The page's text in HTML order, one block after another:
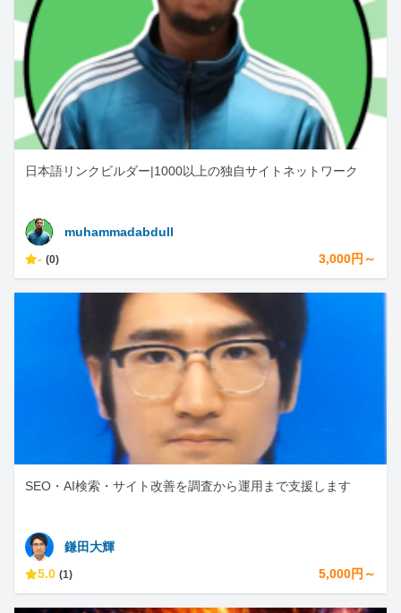
日本語リンクビルダー|1000以上の独自サイトネットワーク
muhammadabdull
- (0) 3,000円～
SEO・AI検索・サイト改善を調査から運用まで支援します
鎌田大輝
5.0 (1) 5,000円～